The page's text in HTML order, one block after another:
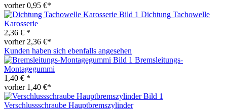
vorher 0,95 €*
Dichtung Tachowelle
Karosserie
2,36 € *
vorher 2,36 €*
Kunden haben sich ebenfalls angesehen
Bremsleitungs-
Montagegummi
1,40 € *
vorher 1,40 €*
Verschlussschraube Hauptbremszylinder